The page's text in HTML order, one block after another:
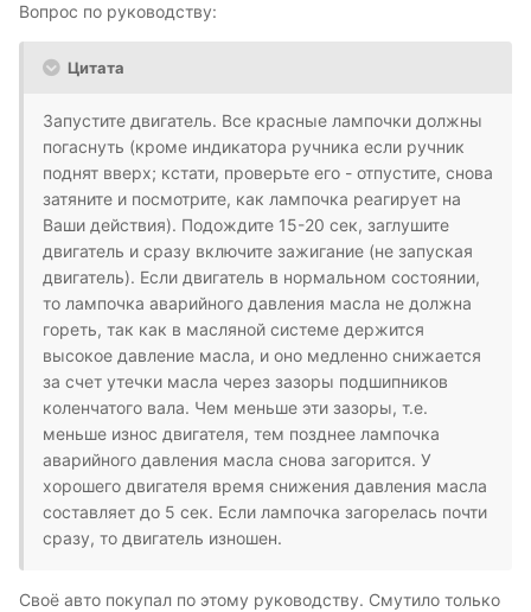
Вопрос по руководству:
Цитата
Запустите двигатель. Все красные лампочки должны
погаснуть (кроме индикатора ручника если ручник
поднят вверх; кстати, проверьте его - отпустите, снова
затяните и посмотрите, как лампочка реагирует на
Ваши действия). Подождите 15-20 сек, заглушите
двигатель и сразу включите зажигание (не запуская
двигатель). Если двигатель в нормальном состоянии,
то лампочка аварийного давления масла не должна
гореть, так как в масляной системе держится
высокое давление масла, и оно медленно снижается
за счет утечки масла через зазоры подшипников
коленчатого вала. Чем меньше эти зазоры, т.е.
меньше износ двигателя, тем позднее лампочка
аварийного давления масла снова загорится. У
хорошего двигателя время снижения давления масла
составляет до 5 сек. Если лампочка загорелась почти
сразу, то двигатель изношен.
Своё авто покупал по этому руководству. Смутило только